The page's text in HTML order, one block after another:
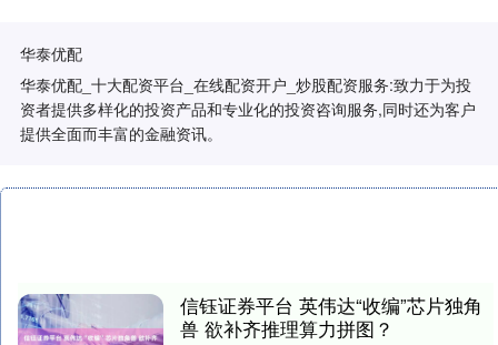
华泰优配
华泰优配_十大配资平台_在线配资开户_炒股配资服务:致力于为投
资者提供多样化的投资产品和专业化的投资咨询服务,同时还为客户
提供全面而丰富的金融资讯。
信钰证券平台 英伟达“收编”芯片独角
兽 欲补齐推理算力拼图？